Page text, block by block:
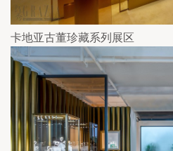
卡地亚古董珍藏系列展区